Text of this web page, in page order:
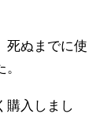
死ぬまでに使
購入しまし